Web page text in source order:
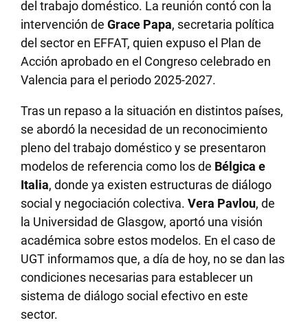
del trabajo doméstico. La reunión contó con la
intervención deGrace Papa, secretaria política
del sector en EFFAT, quien expuso el Plan de
Acción aprobado en el Congreso celebrado en
Valencia para el periodo 2025-2027.
Tras un repaso a la situación en distintos países,
se abordó la necesidad de un reconocimiento
pleno del trabajo doméstico y se presentaron
modelos de referencia como los de Bélgica e
Italia, donde ya existen estructuras de diálogo
social y negociación colectiva.Vera Pavlou, de
la Universidad de Glasgow, aportó una visión
académica sobre estos modelos. En el caso de
UGT informamos que, a día de hoy, no se dan las
condiciones necesarias para establecer un
sistema de diálogo social efectivo en este
sector.